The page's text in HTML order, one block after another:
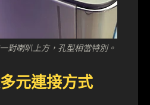
對喇叭上方，孔型相當特別。
元連接方式